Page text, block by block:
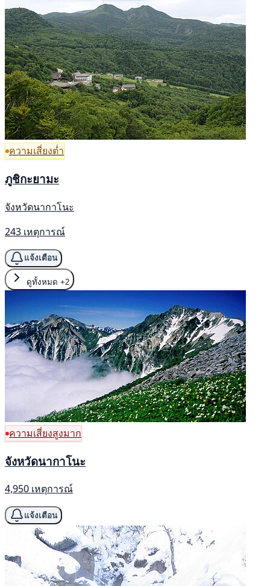
ความเสี่ยงต่ำ
ภูชิกะยามะ
จังหวัดนากาโนะ
243 เหตุการณ์
แจ้งเตือน
ดูทั้งหมด +2
ความเสี่ยงสูงมาก
จังหวัดนากาโนะ
4,950 เหตุการณ์
แจ้งเตือน